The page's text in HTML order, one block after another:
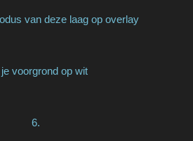
van deze laag op overlay
voorgrond op wit
6.